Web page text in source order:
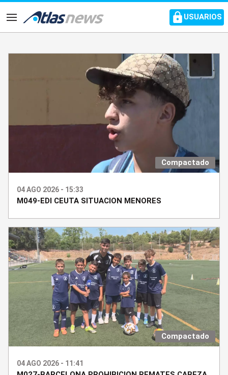
common.go-to-content
Navegación
USUARIOS
Compactado
04 AGO 2026 - 15:33
M049-EDI CEUTA SITUACION MENORES
Compactado
04 AGO 2026 - 11:41